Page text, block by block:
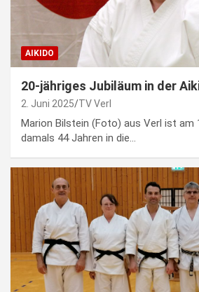
AIKIDO
20-jähriges Jubiläum in der
2. Juni 2025 TV Verl
Marion Bilstein (Foto) aus Verl ist am
damals 44 Jahren in die…